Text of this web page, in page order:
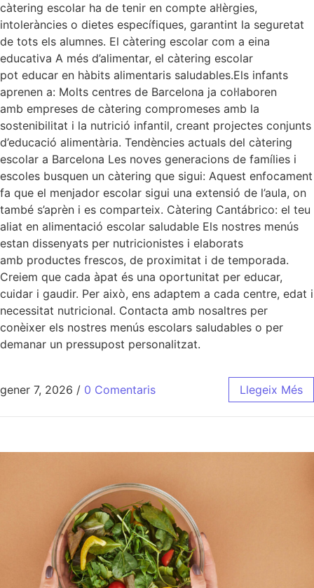
càtering escolar ha de tenir en compte al·lèrgies,
intoleràncies o dietes específiques, garantint la seguretat
de tots els alumnes. El càtering escolar com a eina
educativa A més d’alimentar, el càtering escolar
pot educar en hàbits alimentaris saludables.Els infants
aprenen a: Molts centres de Barcelona ja col·laboren
amb empreses de càtering compromeses amb la
sostenibilitat i la nutrició infantil, creant projectes conjunts
d’educació alimentària. Tendències actuals del càtering
escolar a Barcelona Les noves generacions de famílies i
escoles busquen un càtering que sigui: Aquest enfocament
fa que el menjador escolar sigui una extensió de l’aula, on
també s’aprèn i es comparteix. Càtering Cantábrico: el teu
aliat en alimentació escolar saludable Els nostres menús
estan dissenyats per nutricionistes i elaborats
amb productes frescos, de proximitat i de temporada.
Creiem que cada àpat és una oportunitat per educar,
cuidar i gaudir. Per això, ens adaptem a cada centre, edat i
necessitat nutricional. Contacta amb nosaltres per
conèixer els nostres menús escolars saludables o per
demanar un pressupost personalitzat.
gener 7, 2026 / 0 Comentaris Llegeix Més